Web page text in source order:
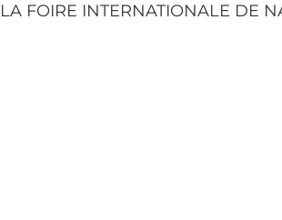
FOIRE INTERNATIONALE DE